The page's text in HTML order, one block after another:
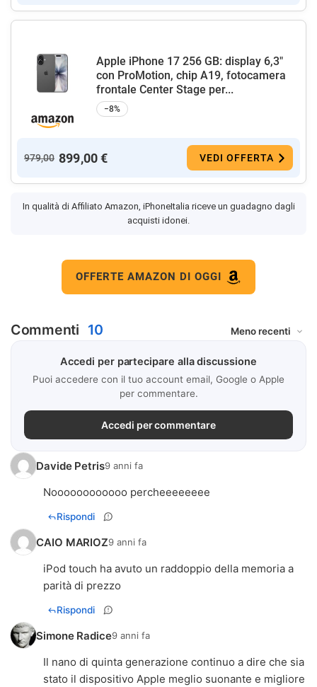
Apple iPhone 17 256 GB: display 6,3"
con ProMotion, chip A19, fotocamera
frontale Center Stage per...
−8%
979,00 899,00 € VEDI OFFERTA
In qualità di Affiliato Amazon, iPhoneItalia riceve un guadagno dagli
acquisti idonei.
OFFERTE AMAZON DI OGGI
Commenti 10
Accedi per partecipare alla discussione
Puoi accedere con il tuo account email, Google o Apple
per commentare.
Accedi per commentare
Davide Petris9 anni fa
Noooooooooooo percheeeeeeee
Rispondi
CAIO MARIOZ9 anni fa
iPod touch ha avuto un raddoppio della memoria a
parità di prezzo
Rispondi
Simone Radice9 anni fa
Il nano di quinta generazione continuo a dire che sia
stato il dispositivo Apple meglio suonante e migliore